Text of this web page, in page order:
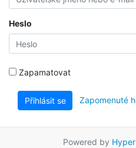
Heslo
Zapamatovat
Přihlásit se Zapomenuté
Powered by